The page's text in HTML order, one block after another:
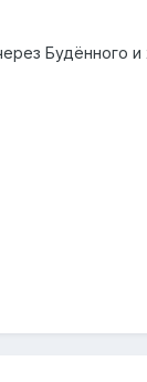
Будённого